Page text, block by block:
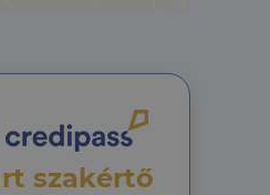
szakértő